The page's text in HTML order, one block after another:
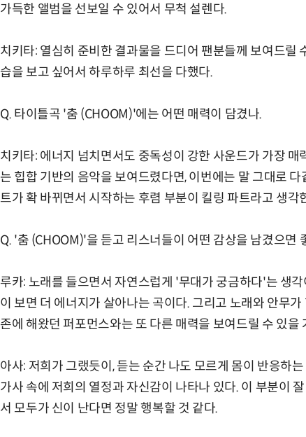
가득한 앨범을 선보일 수 있어서 무척 설렌다.
치키타: 열심히 준비한 결과물을 드디어 팬분들께 보여드릴
습을 보고 싶어서 하루하루 최선을 다했다.
Q. 타이틀곡 '춤 (CHOOM)'에는 어떤 매력이 담겼나.
치키타: 에너지 넘치면서도 중독성이 강한 사운드가 가장
는 힙합 기반의 음악을 보여드렸다면, 이번에는 말 그대로
트가 확 바뀌면서 시작하는 후렴 부분이 킬링 파트라고 생
Q. '춤 (CHOOM)'을 듣고 리스너들이 어떤 감상을 남겼으면
루카: 노래를 들으면서 자연스럽게 '무대가 궁금하다'는 생
이 보면 더 에너지가 살아나는 곡이다. 그리고 노래와 안무
존에 해왔던 퍼포먼스와는 또 다른 매력을 보여드릴 수 있을
아사: 저희가 그랬듯이, 듣는 순간 나도 모르게 몸이 반응하
가사 속에 저희의 열정과 자신감이 나타나 있다. 이 부분이
서 모두가 신이 난다면 정말 행복할 것 같다.